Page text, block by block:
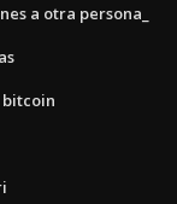
a otra persona_